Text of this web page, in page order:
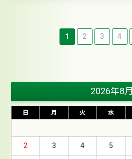
1 2 3 4
2026年8月
日 月 火 水
2 3 4 5